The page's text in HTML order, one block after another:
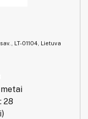
LT-01104, Lietuva
28